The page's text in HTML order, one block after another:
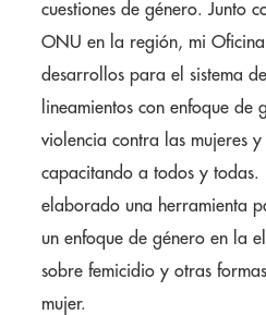
cuestiones de género. Junto
ONU en la región, mi
desarrollos para el sistema
lineamientos con enfoque de
violencia contra las mujeres y
capacitando a todos y
elaborado una herramienta
un enfoque de género en la
sobre femicidio y otras
mujer.